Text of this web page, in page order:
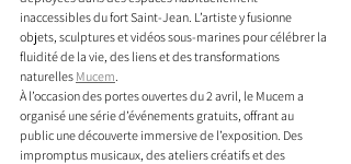
inaccessibles du fort Saint-Jean. L’artiste y fusionne
objets, sculptures et vidéos sous-marines pour célébrer la
fluidité de la vie, des liens et des transformations
naturelles Mucem.
À l’occasion des portes ouvertes du 2 avril, le Mucem a
organisé une série d’événements gratuits, offrant au
public une découverte immersive de l’exposition. Des
impromptus musicaux, des ateliers créatifs et des